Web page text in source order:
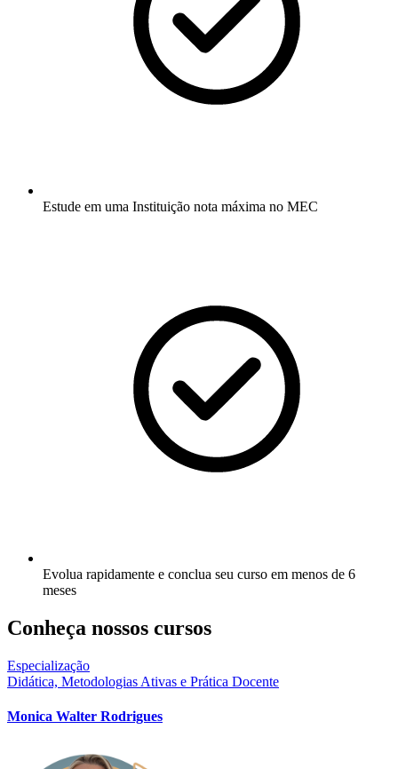
Estude em uma Instituição nota máxima no MEC​
Evolua rapidamente e conclua seu curso em menos de 6
meses​
Conheça nossos cursos
Especialização
Didática, Metodologias Ativas e Prática Docente
Monica Walter Rodrigues